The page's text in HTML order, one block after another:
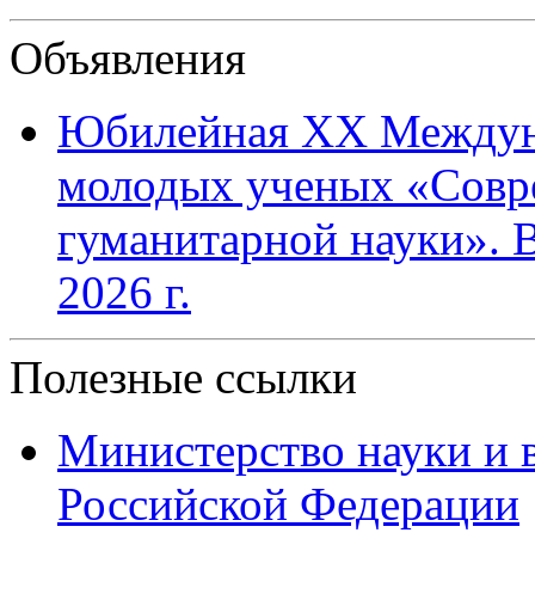
Объявления
Юбилейная XХ
молодых ученых
гуманитарной науки».
2026 г.
Полезные ссылки
Министерство науки и
Российской Федерации